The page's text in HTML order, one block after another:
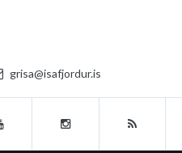
grisa@isafjordur.is